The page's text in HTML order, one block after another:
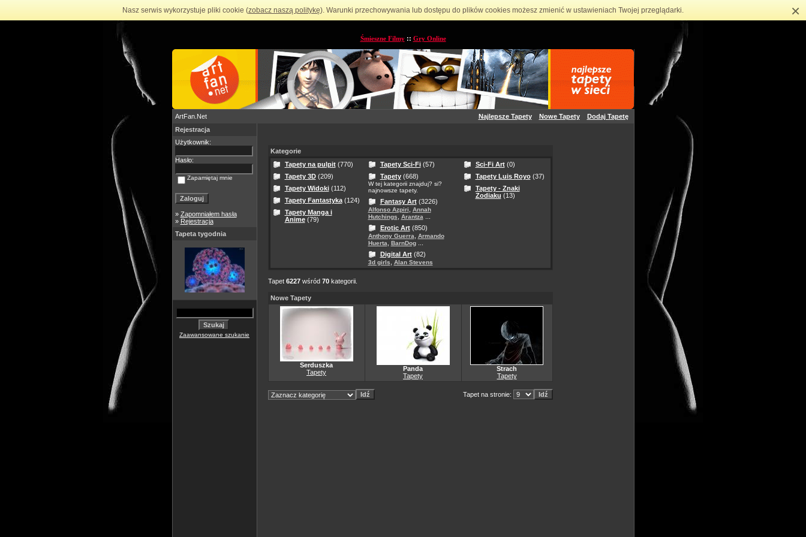
Nasz serwis wykorzystuje pliki cookie (zobacz naszą politykę). Warunki przechowywania lub dostępu do plików cookies możesz zmienić w ustawieniach Twojej przeglądarki. ×
Śmieszne Filmy:: Gry Online
ArtFan.Net Najlepsze Tapety Nowe Tapety
Dodaj Tapetę
Rejestracja
Użytkownik:
Hasło:
Zapamiętaj mnie
» Zapomniałem hasła
» Rejestracja
Tapeta tygodnia
Zaawansowane szukanie
Kategorie
Tapety na pulpit(770)
Tapety 3D(209)
Tapety Widoki(112)
Tapety Fantastyka(124)
Tapety Manga i
Anime(79)
Tapety Sci-Fi(57)
Tapety(668)
W tej kategorii znajduj? si?
najnowsze tapety.
Fantasy Art(3226)
Alfonso Azpiri
Annah
Hutchings
Arantza
Erotic Art(850)
Anthony Guerra
Armando
Huerta
BarnDog...
Digital Art(82)
3d girls Alan Stevens
Sci-Fi Art(0)
Tapety Luis Royo(37)
Tapety - Znaki
Zodiaku (13)
Tapet 6227wśród 70kategorii.
Nowe Tapety
Serduszka
Tapety
Panda
Tapety
Strach
Tapety
Tapet na stronie: